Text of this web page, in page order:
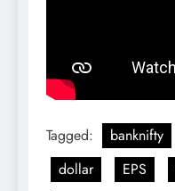
Tagged: banknifty
dollar
EPS